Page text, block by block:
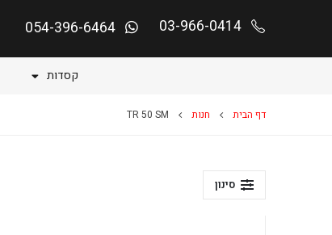
03-966-0414
054-396-6464
קסדות
דף הבית חנות TR 50 SM
סינון